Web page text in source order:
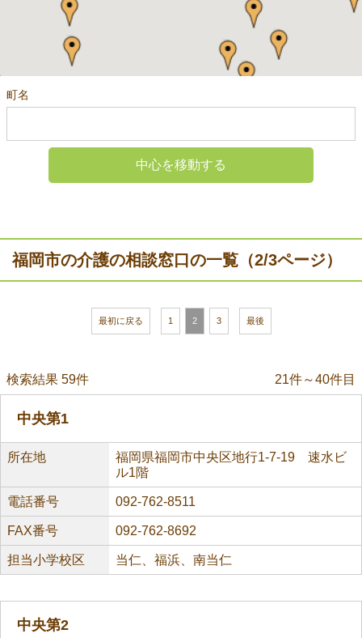
町名
中心を移動する
福岡市の介護の相談窓口の一覧（2/3ページ）
最初に戻る 1 2 3 最後
検索結果 59件 21件～40件目
中央第1
所在地
福岡県福岡市中央区地行1-7-19 速水ビ
ル1階
電話番号 092-762-8511
FAX番号 092-762-8692
担当小学校区 当仁、福浜、南当仁
中央第2